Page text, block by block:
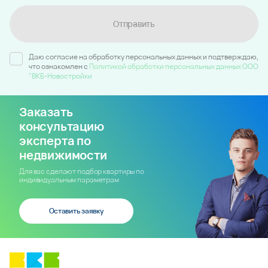
Отправить
Даю согласие на обработку персональных данных и подтверждаю,
что ознакомлен c Политикой обработки персональных данных ООО
"ВКБ-Новостройки
Заказать
консультацию
эксперта по
недвижимости
Для вас сделают подбор квартиры по
индивидуальным параметрам
Оставить заявку